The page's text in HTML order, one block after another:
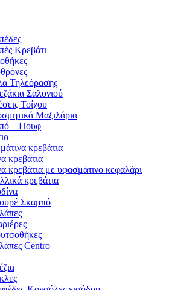
Κρεβάτι
Τηλεόρασης
Σαλονιού
Τοίχου
Μαξιλάρια
– Πουφ
κρεβάτια
κρεβάτια
κρεβάτια με υφασμάτινο κεφαλάρι
κρεβάτια
Σκαμπό
Centro